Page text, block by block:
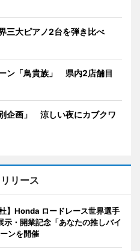
三大ピアノ2台を弾き比べ
ン「鳥貴族」 県内2店舗目
企画」 涼しい夜にカブクワ
リース
】Honda ロードレース世界選手
・開業記念「あなたの推しバイ
ンを開催